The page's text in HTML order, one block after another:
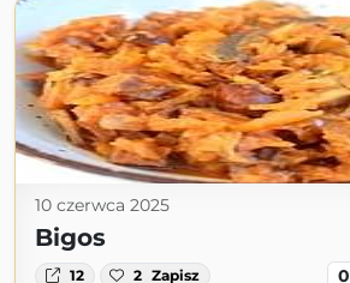
10 czerwca 2025
Bigos
12 2 Zapisz 0